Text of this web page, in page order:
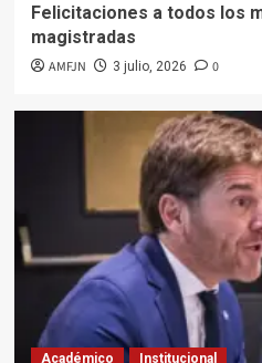
Felicitaciones a todos los
magistradas
AMFJN 3 julio, 2026 0
Académico Institucional